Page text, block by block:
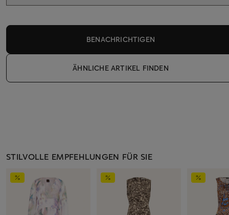
BENACHRICHTIGEN
ÄHNLICHE ARTIKEL FINDEN
STILVOLLE EMPFEHLUNGEN FÜR SIE